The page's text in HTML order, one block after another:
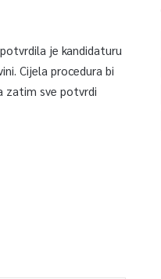
je kandidaturu
Cijela procedura bi
zatim sve potvrdi